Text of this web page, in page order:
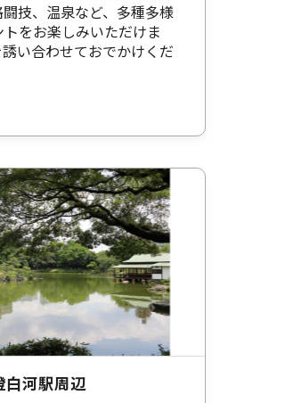
技、温泉など、多種多様
をお楽しみいただけま
い合わせておでかけくだ
白河駅周辺